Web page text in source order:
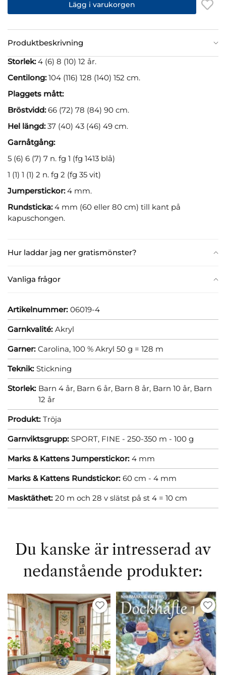
Lägg i varukorgen
Produktbeskrivning
Hur laddar jag ner gratismönster?
Vanliga frågor
Storlek:4 (6) 8 (10) 12 år.
Centilong:104 (116) 128 (140) 152 cm.
Plaggets mått:
Bröstvidd:66 (72) 78 (84) 90 cm.
Hel längd:37 (40) 43 (46) 49 cm.
Garnåtgång:
5 (6) 6 (7) 7 n. fg 1 (fg 1413 blå)
1 (1) 1 (1) 2 n. fg 2 (fg 35 vit)
Jumperstickor:4 mm.
Rundsticka:4 mm (60 eller 80 cm) till kant på
kapuschongen.
Artikelnummer: 06019-4
Garnkvalité: Akryl
Garner: Carolina, 100 % Akryl 50 g = 128 m
Teknik: Stickning
Storlek: Barn 4 år, Barn 6 år, Barn 8 år, Barn 10 år, Barn
12 år
Produkt: Tröja
Garnviktsgrupp: SPORT, FINE - 250-350 m - 100 g
Marks & Kattens Jumperstickor: 4 mm
Marks & Kattens Rundstickor: 60 cm - 4 mm
Masktäthet: 20 m och 28 v slätst på st 4 = 10 cm
Du kanske är intresserad av
nedanstående produkter: